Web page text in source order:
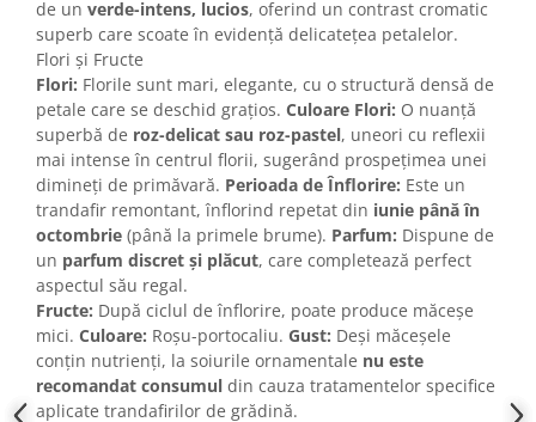
de un verde-intens, lucios, oferind un contrast cromatic
superb care scoate în evidență delicatețea petalelor.
Flori și Fructe
Flori: Florile sunt mari, elegante, cu o structură densă de
petale care se deschid grațios. Culoare Flori: O nuanță
superbă de roz-delicat sau roz-pastel, uneori cu reflexii
mai intense în centrul florii, sugerând prospețimea unei
dimineți de primăvară. Perioada de Înflorire: Este un
trandafir remontant, înflorind repetat din iunie până în
octombrie (până la primele brume). Parfum: Dispune de
un parfum discret și plăcut, care completează perfect
aspectul său regal.
Fructe: După ciclul de înflorire, poate produce măceșe
mici. Culoare: Roșu-portocaliu. Gust: Deși măceșele
conțin nutrienți, la soiurile ornamentale nu este
recomandat consumul din cauza tratamentelor specifice
aplicate trandafirilor de grădină.